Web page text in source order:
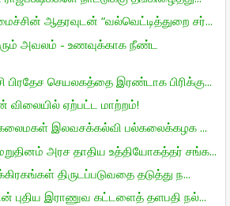
ஆதரவுடன் “வல்வெட்டித்துறை சர்...
அவலம் - உணவுக்காக நீண்ட
பிரதேச செயலகத்தை இரண்டாக பிரிக்கு...
விலையில் ஏற்பட்ட மாற்றம்!
கலைமகள் இலவசக்கல்வி பல்கலைக்கழக ...
அரச தாதிய உத்தியோகத்தர் சங்க...
திருடப்படுவதை தடுத்து ந...
புதிய இராணுவ கட்டளைத் தளபதி நல்...